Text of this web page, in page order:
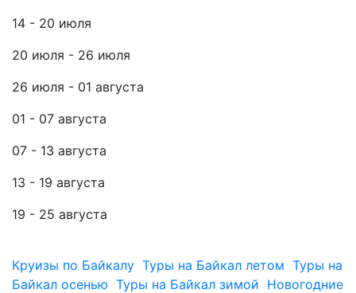
14 - 20 июля
20 июля - 26 июля
26 июля - 01 августа
01 - 07 августа
07 - 13 августа
13 - 19 августа
19 - 25 августа
Круизы по Байкалу Туры на Байкал летом Туры на
Байкал осенью Туры на Байкал зимой Новогодние